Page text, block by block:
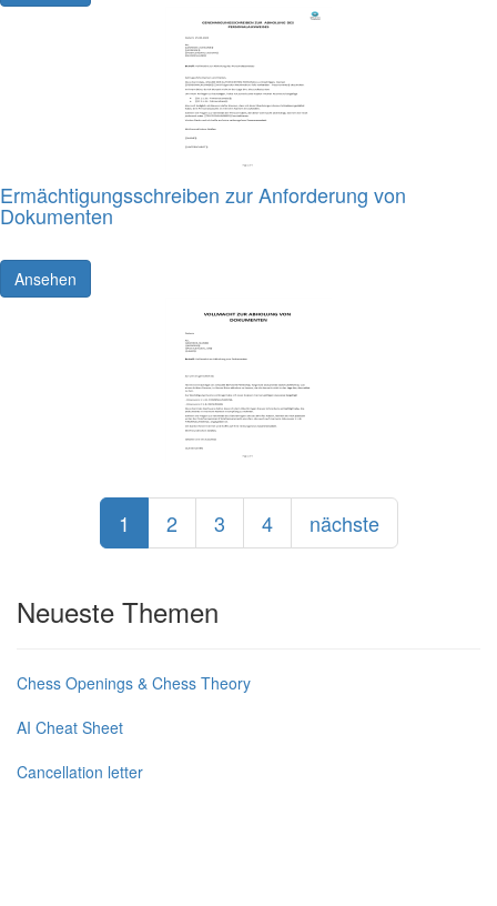
Ermächtigungsschreiben zur Anforderung von
Dokumenten
Ansehen
1 2 3 4 nächste
Neueste Themen
Chess Openings & Chess Theory
AI Cheat Sheet
Cancellation letter